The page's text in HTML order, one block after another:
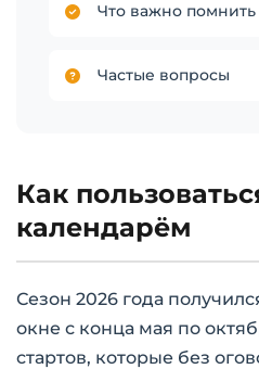
Что важно помнить
Частые вопросы
Как
календарём
Сезон 2026 года
окне с конца мая по
стартов, которые без